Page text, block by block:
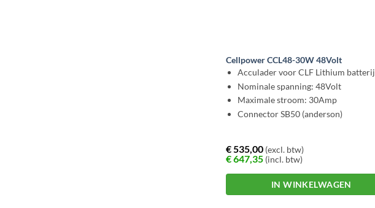
Cellpower CCL48-30W 48Volt
Acculader voor CLF Lithium batterij
Nominale spanning: 48Volt
Maximale stroom: 30Amp
Connector SB50 (anderson)
€535,00 (excl. btw)
€647,35 (incl. btw)
IN WINKELWAGEN